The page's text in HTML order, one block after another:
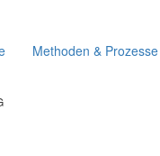
Methoden & Prozesse